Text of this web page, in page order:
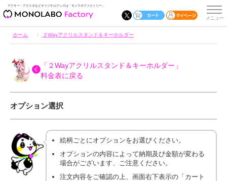
アクキー・アクスタなどオリジナルグッズは「モノラボファクトリー」
ホーム ２Wayアクリルスタンド＆キーホルダー
「２Wayアクリルスタンド＆キーホルダー」
料金表に戻る
オプション選択
絵柄ごとにオプションをお選びください。
オプションの内容によって納期及び金額が変わる
場合がございます、ご注意ください。
注文内容をご確認の上、画面右下表示の「カート